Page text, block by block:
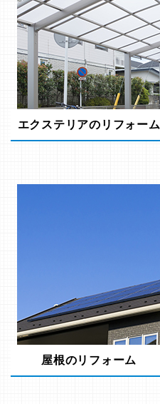
エクステリアのリフォーム
屋根のリフォーム